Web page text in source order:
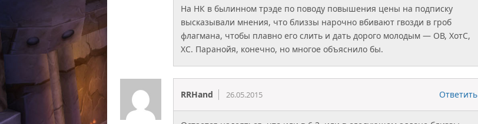
На НК в былинном трэде по поводу повышения цены на подписку
высказывали мнения, что близзы нарочно вбивают гвозди в гроб
флагмана, чтобы плавно его слить и дать дорого молодым — ОВ, ХотС,
ХС. Паранойя, конечно, но многое объяснило бы.
RRHand 26.05.2015 Ответить